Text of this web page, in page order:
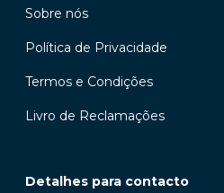
Sobre nós
Política de Privacidade
Termos e Condições
Livro de Reclamações
Detalhes para contacto